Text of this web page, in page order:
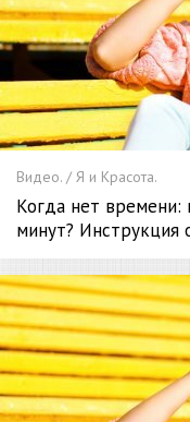
Видео. / Я и Красота.
Когда нет времени:
минут? Инструкция